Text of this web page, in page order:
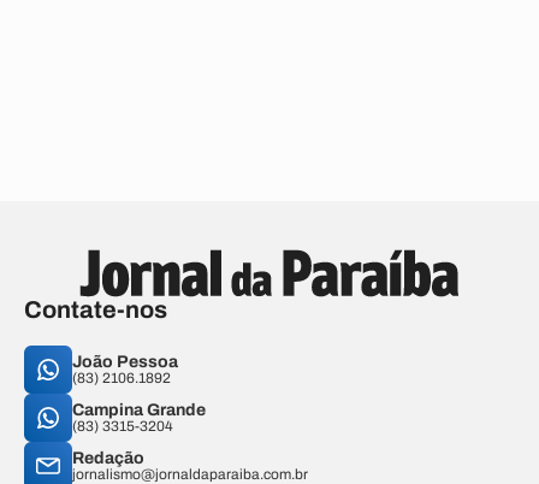
Contate-nos
João Pessoa
(83) 2106.1892
Campina Grande
(83) 3315-3204
Redação
jornalismo@jornaldaparaiba.com.br